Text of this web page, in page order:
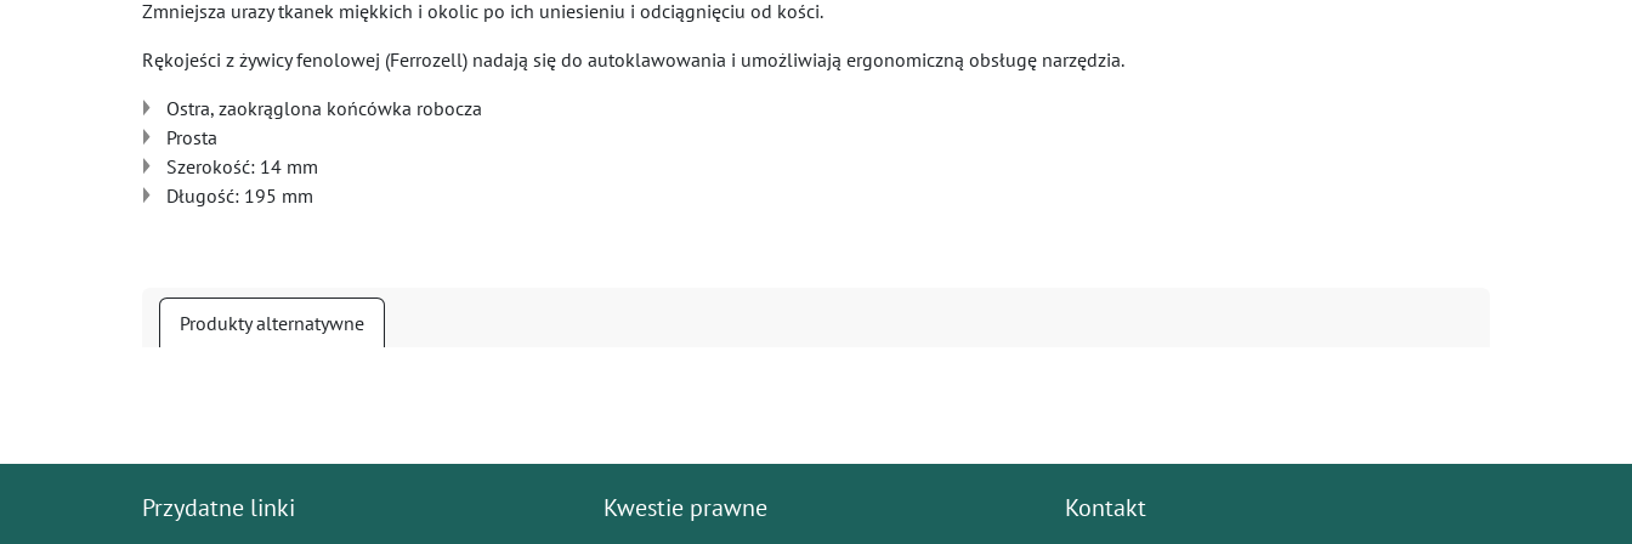
Zmniejsza urazy tkanek miękkich i okolic po ich uniesieniu i odciągnięciu od kości.
Rękojeści z żywicy fenolowej (Ferrozell) nadają się do autoklawowania i umożliwiają ergonomiczną obsługę narzędzia.
Ostra, zaokrąglona końcówka robocza
Prosta
Szerokość: 14 mm
Długość: 195 mm
Produkty alternatywne
Przydatne linki Kwestie prawne Kontakt